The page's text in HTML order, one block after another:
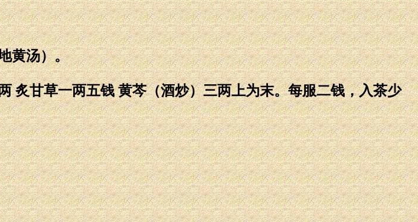
黄汤）。
甘草一两五钱 黄芩（酒炒）三两上为末。每服二钱，入茶少